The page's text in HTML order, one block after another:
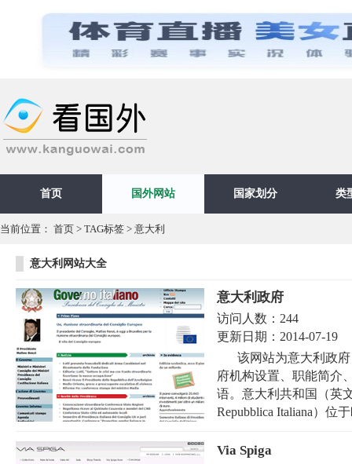
首页 国外网站 国家划分 类
当前位置： 首页 > TAG标签 > 意大利
意大利网站大全
意大利政府
访问人数： 244
更新日期： 2014-07-19
该网站为意大利政
府机构设置、职能简介
语。意大利共和国（英
Repubblica Italiana）位
Via Spiga